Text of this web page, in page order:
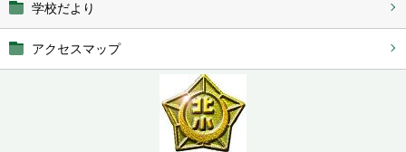
学校だより
アクセスマップ